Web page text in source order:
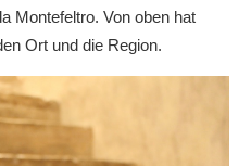
Montefeltro. Von oben hat
Ort und die Region.